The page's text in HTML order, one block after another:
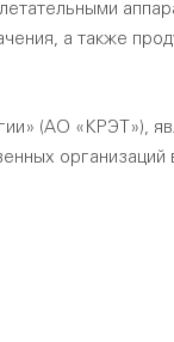
а также
(АО «КРЭТ»),
организаций